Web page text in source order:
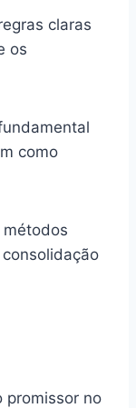
claras
os
como
promissor no